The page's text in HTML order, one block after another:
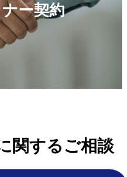
ー契約
関するご相談